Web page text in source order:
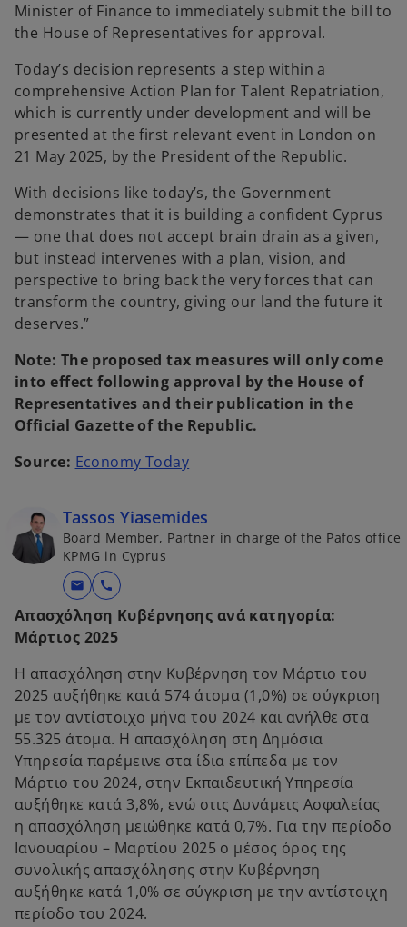
Minister of Finance to immediately submit the bill to
the House of Representatives for approval.
Today’s decision represents a step within a
comprehensive Action Plan for Talent Repatriation,
which is currently under development and will be
presented at the first relevant event in London on
21 May 2025, by the President of the Republic.
With decisions like today’s, the Government
demonstrates that it is building a confident Cyprus
— one that does not accept brain drain as a given,
but instead intervenes with a plan, vision, and
perspective to bring back the very forces that can
transform the country, giving our land the future it
deserves.”
Note: The proposed tax measures will only come
into effect following approval by the House of
Representatives and their publication in the
Official Gazette of the Republic.
Source: Economy Todayo
n
s
a
w
t
a
b
Tassos Yiasemides
Board Member, Partner in charge of the Pafos office
KPMG in Cyprus
mail call
Απασχόληση Κυβέρνησης ανά κατηγορία:
Μάρτιος 2025
Η απασχόληση στην Κυβέρνηση τον Μάρτιο του
2025 αυξήθηκε κατά 574 άτομα (1,0%) σε σύγκριση
με τον αντίστοιχο μήνα του 2024 και ανήλθε στα
55.325 άτομα. Η απασχόληση στη Δημόσια
Υπηρεσία παρέμεινε στα ίδια επίπεδα με τον
Μάρτιο του 2024, στην Εκπαιδευτική Υπηρεσία
αυξήθηκε κατά 3,8%, ενώ στις Δυνάμεις Ασφαλείας
η απασχόληση μειώθηκε κατά 0,7%. Για την περίοδο
Ιανουαρίου – Μαρτίου 2025 ο μέσος όρος της
συνολικής απασχόλησης στην Κυβέρνηση
αυξήθηκε κατά 1,0% σε σύγκριση με την αντίστοιχη
περίοδο του 2024.